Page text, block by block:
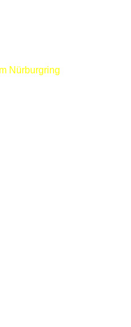
Nürburgring